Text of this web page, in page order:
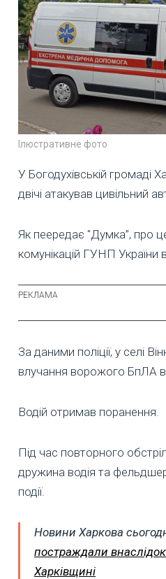
Ілюстративне фото
У Богодухівській громаді
двічі атакував цивільний
Як пеередає "Думка”, про
комунікацій ГУНП України в
За даними поліції, у селі
влучання ворожого БпЛА
Водій отримав поранення.
Під час повторного
дружина водія та
події.
Новини Харкова
постраждали
Харківщині